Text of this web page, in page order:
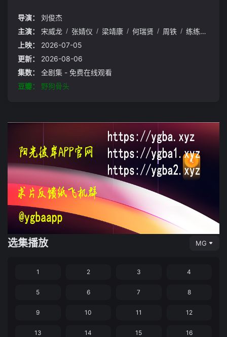
捕嫌犯。多年后，陈异经营着一家台球厅，苗靖则为了好运物
运老板张宾早就心存警惕，试图阻止苗靖前去工作未果。张宾
的走私生意逐渐暴露，为保护苗靖，陈异只能以身入局，两人
并肩作战，配合警方对抗张宾。最终，张宾及其同伙受到法律
制裁。身受重伤的陈异向苗靖告白，两人终成眷属。
导演：
刘俊杰
主演：
宋威龙 / 张婧仪 / 梁靖康 / 何瑞贤 / 周铁 / 练练
上映：
2026-07-05
更新：
2026-08-06
集数：
全剧集 - 免费在线观看
豆瓣：
野狗骨头
选集播放 MG
1 2 3 4
5 6 7 8
9 10 11 12
13 14 15 16